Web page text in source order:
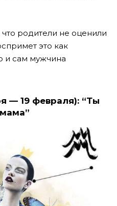
родители не оценили
это как
и сам мужчина
— 19 февраля): “Ты